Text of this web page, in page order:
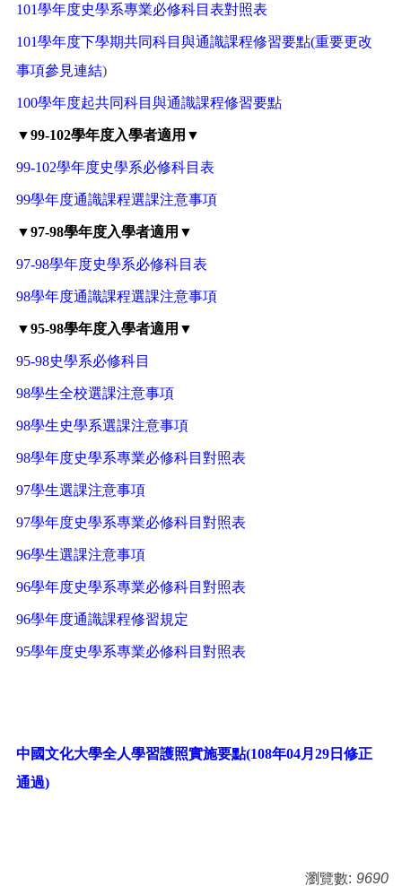
101學年度史學系專業必修科目表對照表
101學年度下學期共同科目與通識課程修習要點(重要更改
事項參見連結)
100學年度起共同科目與通識課程修習要點
▼99-102學年度入學者適用▼
99-102學年度史學系必修科目表
99學年度通識課程選課注意事項
▼97-98學年度入學者適用▼
97-98學年度史學系必修科目表
98學年度通識課程選課注意事項
▼95-98學年度入學者適用▼
95-98史學系必修科目
98學生全校選課注意事項
98學生史學系選課注意事項
98學年度史學系專業必修科目對照表
97學生選課注意事項
97學年度史學系專業必修科目對照表
96學生選課注意事項
96學年度史學系專業必修科目對照表
96學年度通識課程修習規定
95學年度史學系專業必修科目對照表
中國文化大學全人學習護照實施要點(108年04月29日修正
通過)
瀏覽數: 9690